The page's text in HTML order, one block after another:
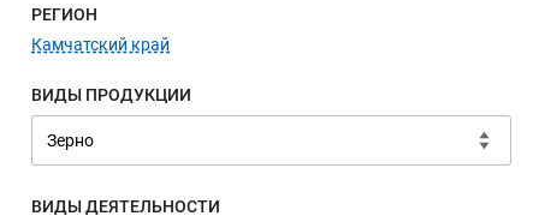
Меню навигации
РЕГИОН
Камчатский край
ВИДЫ ПРОДУКЦИИ
ВИДЫ ДЕЯТЕЛЬНОСТИ